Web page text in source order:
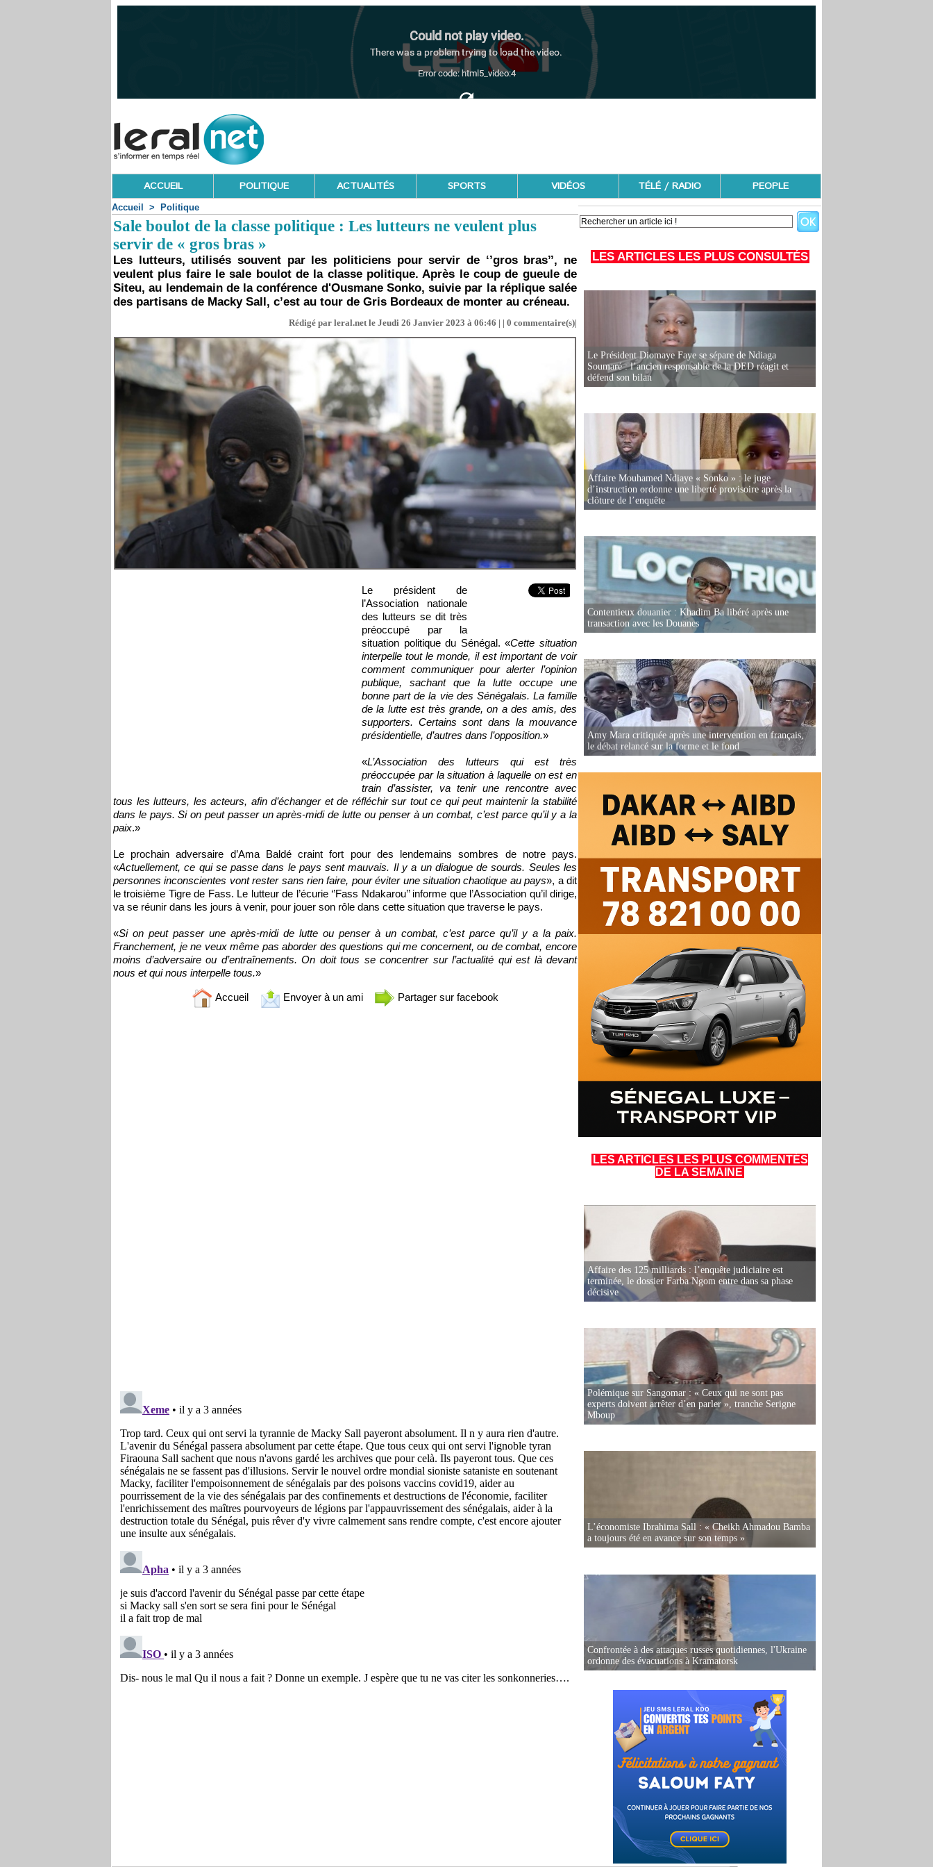
ACCUEIL POLITIQUE ACTUALITÉS SPORTS VIDÉOS TÉLÉ / RADIO PEOPLE
Accueil > Politique
Sale boulot de la classe politique : Les lutteurs ne veulent plus
servir de « gros bras »
Les lutteurs, utilisés souvent par les politiciens pour servir de ‘’gros bras’’, ne
veulent plus faire le sale boulot de la classe politique. Après le coup de gueule de
Siteu, au lendemain de la conférence d'Ousmane Sonko, suivie par la réplique salée
des partisans de Macky Sall, c’est au tour de Gris Bordeaux de monter au créneau.
Rédigé par leral.net le Jeudi 26 Janvier 2023 à 06:46 | | 0 commentaire(s)|
Le président de
l’Association nationale
des lutteurs se dit très
préoccupé par la
situation politique du Sénégal. «Cette situation
interpelle tout le monde, il est important de voir
comment communiquer pour alerter l’opinion
publique, sachant que la lutte occupe une
bonne part de la vie des Sénégalais. La famille
de la lutte est très grande, on a des amis, des
supporters. Certains sont dans la mouvance
présidentielle, d’autres dans l’opposition.»
«L’Association des lutteurs qui est très
préoccupée par la situation à laquelle on est en
train d’assister, va tenir une rencontre avec
tous les lutteurs, les acteurs, afin d’échanger et de réfléchir sur tout ce qui peut maintenir la stabilité
dans le pays. Si on peut passer un après-midi de lutte ou penser à un combat, c’est parce qu’il y a la
paix.»
Le prochain adversaire d’Ama Baldé craint fort pour des lendemains sombres de notre pays.
«Actuellement, ce qui se passe dans le pays sent mauvais. Il y a un dialogue de sourds. Seules les
personnes inconscientes vont rester sans rien faire, pour éviter une situation chaotique au pays», a dit
le troisième Tigre de Fass. Le lutteur de l’écurie ‘’Fass Ndakarou’’ informe que l’Association qu’il dirige,
va se réunir dans les jours à venir, pour jouer son rôle dans cette situation que traverse le pays.
«Si on peut passer une après-midi de lutte ou penser à un combat, c’est parce qu’il y a la paix.
Franchement, je ne veux même pas aborder des questions qui me concernent, ou de combat, encore
moins d’adversaire ou d’entraînements. On doit tous se concentrer sur l’actualité qui est là devant
nous et qui nous interpelle tous.»
Accueil Envoyer à un ami Partager sur facebook
LES ARTICLES LES PLUS CONSULTÉS
Le Président Diomaye Faye se sépare de Ndiaga
Soumaré : l’ancien responsable de la DED réagit et
défend son bilan
Affaire Mouhamed Ndiaye « Sonko » : le juge
d’instruction ordonne une liberté provisoire après la
clôture de l’enquête
Contentieux douanier : Khadim Ba libéré après une
transaction avec les Douanes
Amy Mara critiquée après une intervention en français,
le débat relancé sur la forme et le fond
LES ARTICLES LES PLUS COMMENTÉS
DE LA SEMAINE
Affaire des 125 milliards : l’enquête judiciaire est
terminée, le dossier Farba Ngom entre dans sa phase
décisive
Polémique sur Sangomar : « Ceux qui ne sont pas
experts doivent arrêter d’en parler », tranche Serigne
Mboup
L’économiste Ibrahima Sall : « Cheikh Ahmadou Bamba
a toujours été en avance sur son temps »
Confrontée à des attaques russes quotidiennes, l'Ukraine
ordonne des évacuations à Kramatorsk